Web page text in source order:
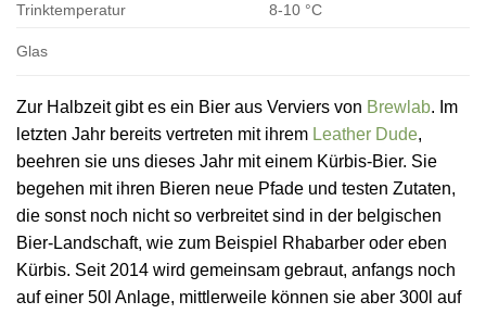
Trinktemperatur 8-10 °C
Glas
Zur Halbzeit gibt es ein Bier aus Verviers von Brewlab. Im
letzten Jahr bereits vertreten mit ihrem Leather Dude,
beehren sie uns dieses Jahr mit einem Kürbis-Bier. Sie
begehen mit ihren Bieren neue Pfade und testen Zutaten,
die sonst noch nicht so verbreitet sind in der belgischen
Bier-Landschaft, wie zum Beispiel Rhabarber oder eben
Kürbis. Seit 2014 wird gemeinsam gebraut, anfangs noch
auf einer 50l Anlage, mittlerweile können sie aber 300l auf